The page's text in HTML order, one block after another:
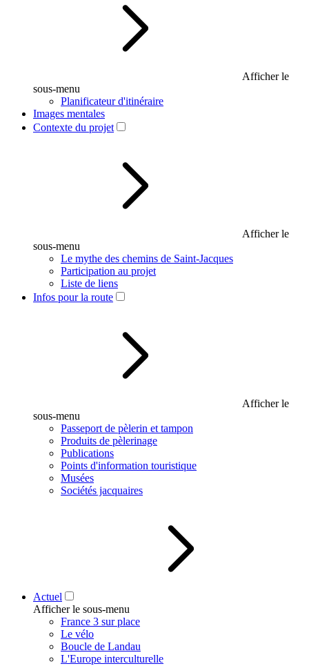
Afficher le
sous-menu
Planificateur d'itinéraire
Images mentales
Contexte du projet
Afficher le
sous-menu
Le mythe des chemins de Saint-Jacques
Participation au projet
Liste de liens
Infos pour la route
Afficher le
sous-menu
Passeport de pèlerin et tampon
Produits de pèlerinage
Publications
Points d'information touristique
Musées
Sociétés jacquaires
Actuel
Afficher le sous-menu
France 3 sur place
Le vélo
Boucle de Landau
L'Europe interculturelle